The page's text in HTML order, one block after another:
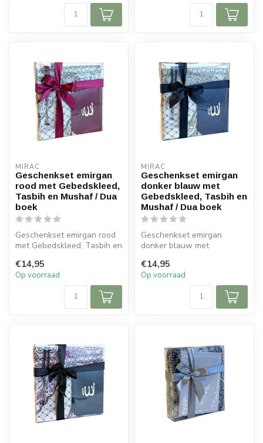
MIRAC
Geschenkset emirgan
rood met Gebedskleed,
Tasbih en Mushaf / Dua
boek
Geschenkset emirgan rood
met Gebedskleed, Tasbih en
€14,95
Op voorraad
MIRAC
Geschenkset emirgan
donker blauw met
Gebedskleed, Tasbih en
Mushaf / Dua boek
Geschenkset emirgan
donker blauw met
Mushaf / Dua boek
€14,95
Op voorraad